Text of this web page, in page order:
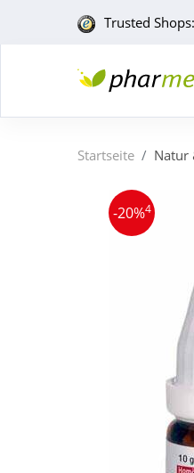
Trusted
Startseite Natur
-20%4